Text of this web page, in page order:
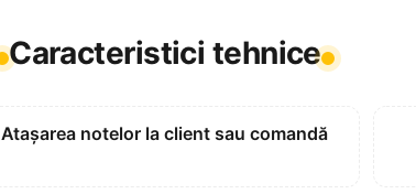
Caracteristici tehnice
Atașarea notelor la client sau comandă